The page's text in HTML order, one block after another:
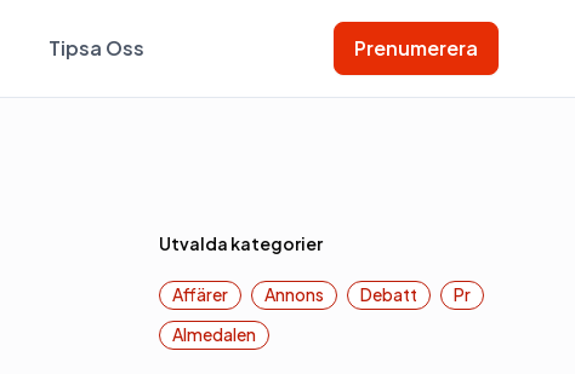
Tipsa Oss Prenumerera
Utvalda kategorier
Affärer Annons Debatt
Pr
Almedalen